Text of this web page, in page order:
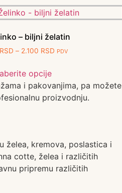
– biljni želatin
RSD – 2.100 RSD PDV
opcije
i pakovanjima, pa možete
proizvodnju.
želea, kremova, poslastica i
cotte, želea i različitih
pripremu različitih